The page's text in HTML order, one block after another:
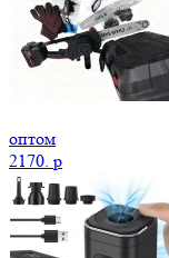
оптом
2170. p